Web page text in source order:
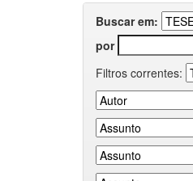
Buscar em:
por
Filtros correntes: